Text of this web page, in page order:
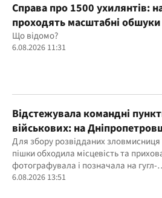
Справа про 1500 ухилянтів:
проходять масштабні
Що відомо?
6.08.2026 11:31
Відстежувала командні
військових: на
агентку ФСБ
Для збору розвідданих зловмисниця
пішки обходила місцевість та
фотографувала і позначала на гугл-
картах об’єкти
6.08.2026 13:51